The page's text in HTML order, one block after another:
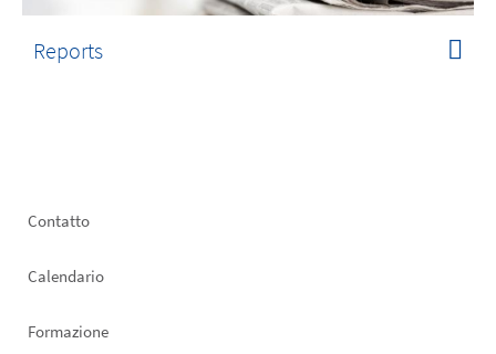
Reports
Footer
Contatto
Calendario
Formazione